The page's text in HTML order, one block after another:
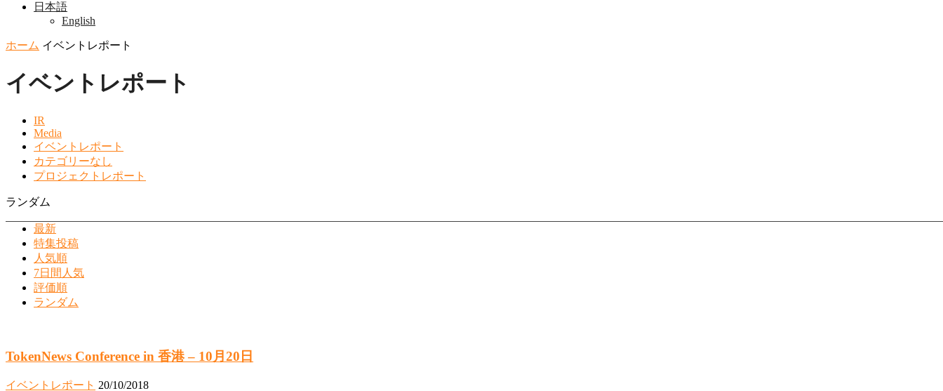
日本語
English
ホーム イベントレポート
イベントレポート
IR
Media
イベントレポート
カテゴリーなし
プロジェクトレポート
ランダム
最新
特集投稿
人気順
7日間人気
評価順
ランダム
TokenNews Conference in 香港 – 10月20日
イベントレポート 20/10/2018